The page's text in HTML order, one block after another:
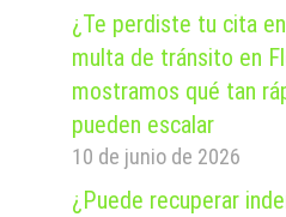
¿Te perdiste tu cita
multa de tránsito en
mostramos qué tan
pueden escalar
10 de junio de 2026
¿Puede recuperar